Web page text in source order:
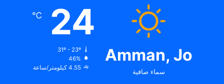
Amman, Jo
سماء صافية
24
℃
31º - 23º
46%
4.55 كيلومتر/ساعة